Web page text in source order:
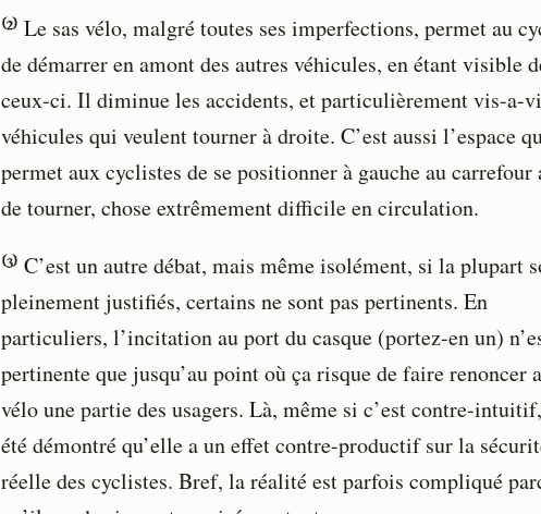
⁽²⁾ Le sas vélo, malgré toutes ses imperfections, permet au
de démarrer en amont des autres véhicules, en étant visible
ceux-ci. Il diminue les accidents, et particulièrement vis-a-
véhicules qui veulent tourner à droite. C’est aussi l’espace
permet aux cyclistes de se positionner à gauche au carrefour
de tourner, chose extrêmement difficile en circulation.
⁽³⁾ C’est un autre débat, mais même isolément, si la plupart
pleinement justifiés, certains ne sont pas pertinents. En
particuliers, l’incitation au port du casque (portez-en un)
pertinente que jusqu’au point où ça risque de faire renoncer
vélo une partie des usagers. Là, même si c’est contre-
été démontré qu’elle a un effet contre-productif sur la
réelle des cyclistes. Bref, la réalité est parfois compliqué